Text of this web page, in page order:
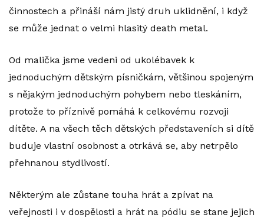
činnostech a přináší nám jistý druh uklidnění, i když
se může jednat o velmi hlasitý death metal.
Od malička jsme vedeni od ukolébavek k
jednoduchým dětským písničkám, většinou spojeným
s nějakým jednoduchým pohybem nebo tleskáním,
protože to příznivě pomáhá k celkovému rozvoji
dítěte. A na všech těch dětských představeních si dítě
buduje vlastní osobnost a otrkává se, aby netrpělo
přehnanou stydlivostí.
Některým ale zůstane touha hrát a zpívat na
veřejnosti i v dospělosti a hrát na pódiu se stane jejich